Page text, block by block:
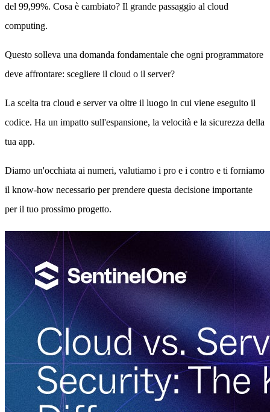
del 99,99%. Cosa è cambiato? Il grande passaggio al cloud
computing.
Questo solleva una domanda fondamentale che ogni programmatore
deve affrontare: scegliere il cloud o il server?
La scelta tra cloud e server va oltre il luogo in cui viene eseguito il
codice. Ha un impatto sull'espansione, la velocità e la sicurezza della
tua app.
Diamo un'occhiata ai numeri, valutiamo i pro e i contro e ti forniamo
il know-how necessario per prendere questa decisione importante
per il tuo prossimo progetto.